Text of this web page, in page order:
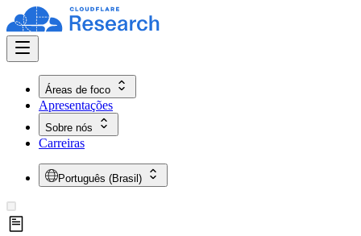
Áreas de foco
Apresentações
Sobre nós
Carreiras
Português (Brasil)